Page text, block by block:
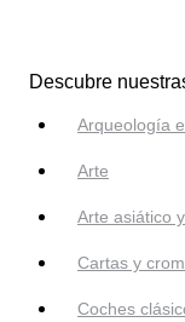
Descubre
Arqueología
Arte
Arte asiático
Cartas y
Coches